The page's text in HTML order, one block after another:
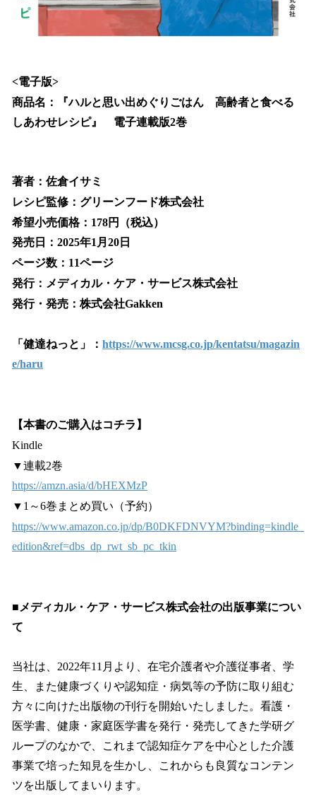
<電子版>
商品名：『ハルと思い出めぐりごはん 高齢者と食べる
しあわせレシピ』 電子連載版2巻
著者：佐倉イサミ
レシピ監修：グリーンフード株式会社
希望小売価格：178円（税込）
発売日：2025年1月20日
ページ数：11ページ
発行：メディカル・ケア・サービス株式会社
発行・発売：株式会社Gakken
「健達ねっと」： https://www.mcsg.co.jp/kentatsu/magazin
e/haru
【本書のご購入はコチラ】
Kindle
▼連載2巻
https://amzn.asia/d/bHEXMzP
▼1～6巻まとめ買い（予約）
https://www.amazon.co.jp/dp/B0DKFDNVYM?binding=kindle_
edition&ref=dbs_dp_rwt_sb_pc_tkin
■メディカル・ケア・サービス株式会社の出版事業につい
て
当社は、2022年11月より、在宅介護者や介護従事者、学
生、また健康づくりや認知症・病気等の予防に取り組む
方々に向けた出版物の刊行を開始いたしました。看護・
医学書、健康・家庭医学書を発行・発売してきた学研グ
ループのなかで、これまで認知症ケアを中心とした介護
事業で培った知見を生かし、これからも良質なコンテン
ツを出版してまいります。